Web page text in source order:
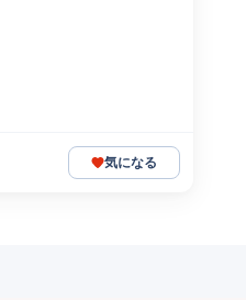
気になる